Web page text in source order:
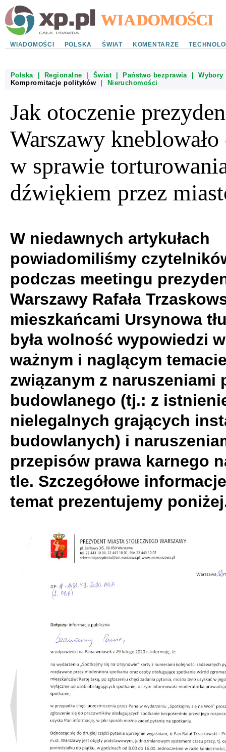
WIADOMOŚCI POLSKA ŚWIAT KOMENTARZE
Polska| Regionalne Świat| Państwo bezprawia|Wybory
Kompromitacje polityków
Nieruchomości
Jak otoczenie
Warszawy kneblowało
w sprawie
dźwiękiem przez
W niedawnych artykułach
powiadomiliśmy
podczas meetingu
Warszawy Rafała
mieszkańcami Ursynowa
była wolność wypowiedzi w
ważnym i naglącym
związanym z naruszeniami
budowlanego (tj.: z
nielegalnych grających
budowlanych) i
przepisów prawa karnego
tle. Szczegółowe
temat prezentujemy